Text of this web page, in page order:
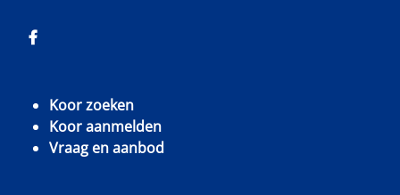
Koor zoeken
Koor aanmelden
Vraag en aanbod